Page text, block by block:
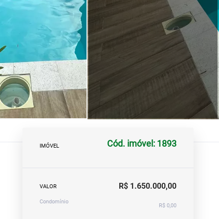
IMÓVEL Cód. imóvel: 1893
VALOR R$ 1.650.000,00
Condomínio
R$ 0,00